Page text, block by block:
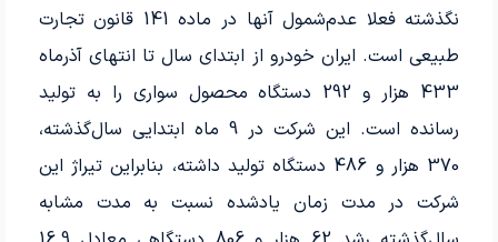
نگذشته فعلا عدم‌شمول آنها در ماده‌ 141 قانون تجارت
طبیعی است. ایران‌ خودرو از ابتدای سال ‌تا انتهای آذرماه
433‌ هزار و 292 دستگاه محصول سواری را به تولید
رسانده‌ است. این شرکت در 9 ماه ابتدایی سال‌گذشته،
370‌ هزار و 486 دستگاه تولید داشته، بنابراین تیراژ این
شرکت در مدت زمان یادشده نسبت به مدت مشابه